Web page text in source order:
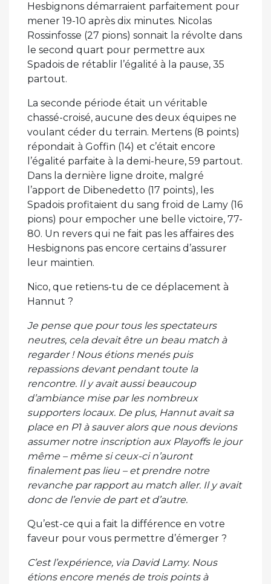
Hesbignons démarraient parfaitement pour
mener 19-10 après dix minutes. Nicolas
Rossinfosse (27 pions) sonnait la révolte dans
le second quart pour permettre aux
Spadois de rétablir l’égalité à la pause, 35
partout.
La seconde période était un véritable
chassé-croisé, aucune des deux équipes ne
voulant céder du terrain. Mertens (8 points)
répondait à Goffin (14) et c’était encore
l’égalité parfaite à la demi-heure, 59 partout.
Dans la dernière ligne droite, malgré
l’apport de Dibenedetto (17 points), les
Spadois profitaient du sang froid de Lamy (16
pions) pour empocher une belle victoire, 77-
80. Un revers qui ne fait pas les affaires des
Hesbignons pas encore certains d’assurer
leur maintien.
Nico, que retiens-tu de ce déplacement à
Hannut ?
Je pense que pour tous les spectateurs
neutres, cela devait être un beau match à
regarder ! Nous étions menés puis
repassions devant pendant toute la
rencontre. Il y avait aussi beaucoup
d’ambiance mise par les nombreux
supporters locaux. De plus, Hannut avait sa
place en P1 à sauver alors que nous devions
assumer notre inscription aux Playoffs le jour
même – même si ceux-ci n’auront
finalement pas lieu – et prendre notre
revanche par rapport au match aller. Il y avait
donc de l’envie de part et d’autre.
Qu’est-ce qui a fait la différence en votre
faveur pour vous permettre d’émerger ?
C’est l’expérience, via David Lamy. Nous
étions encore menés de trois points à